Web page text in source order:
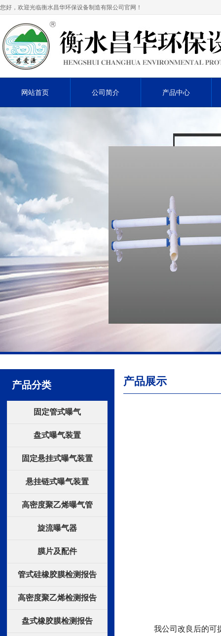
您好，欢迎光临衡水昌华环保设备制造有限公司官网！
网站首页 公司简介 产品中心
产品分类
固定管式曝气
盘式曝气装置
固定悬挂式曝气装置
悬挂链式曝气装置
高密度聚乙烯曝气管
旋流曝气器
膜片及配件
管式硅橡胶膜检测报告
高密度聚乙烯检测报告
盘式橡胶膜检测报告
产品展示
我公司改良后的可提